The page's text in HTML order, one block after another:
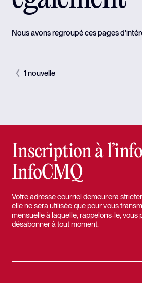
Nous avons regroupé ces pages
1 nouvelle
Inscription à
InfoCMQ
Votre adresse courriel demeurera
elle ne sera utilisée que pour vous
mensuelle à laquelle, rappelons-le, vous
désabonner à tout moment.